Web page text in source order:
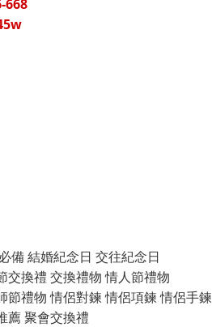
668
備 結婚紀念日 交往紀念日
交換禮 交換禮物 情人節禮物
節禮物 情侶對鍊 情侶項鍊 情侶手鍊
薦 聚會交換禮